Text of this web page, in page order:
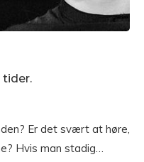
tider.
Er det svært at høre,
Hvis man stadig…